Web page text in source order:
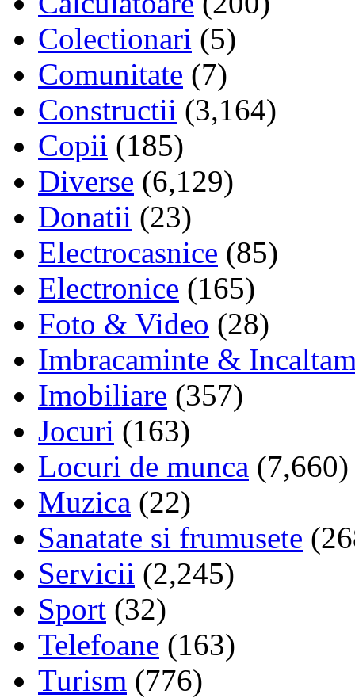
Colectionari (5)
Comunitate (7)
Constructii (3,164)
Copii (185)
Diverse (6,129)
Donatii (23)
Electrocasnice (85)
Electronice (165)
Foto & Video (28)
Imbracaminte &
Imobiliare (357)
Jocuri (163)
Locuri de munca (7,660)
Muzica (22)
Sanatate si frumusete
Servicii (2,245)
Sport (32)
Telefoane (163)
Turism (776)